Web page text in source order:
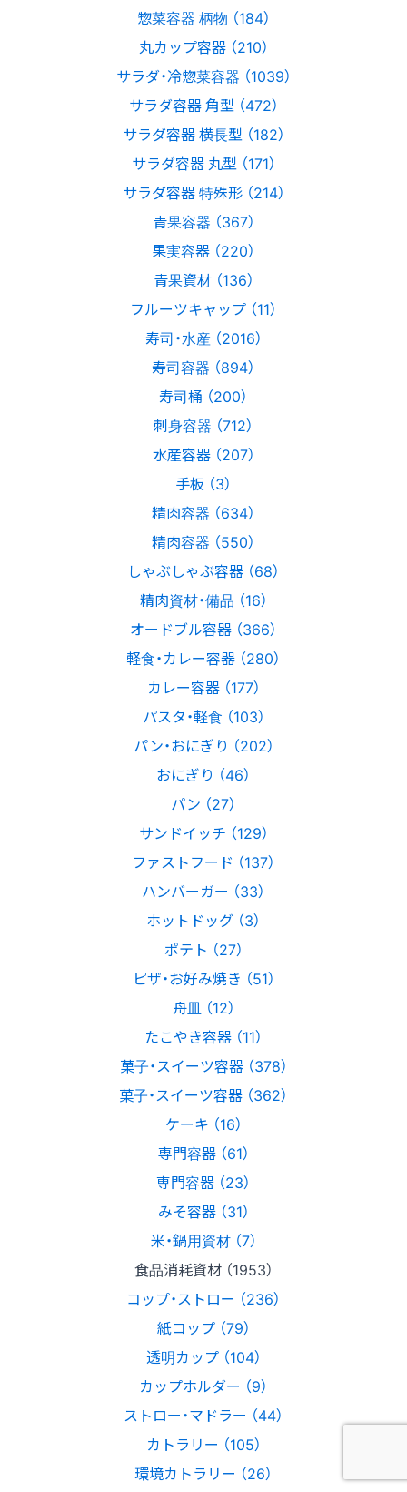
惣菜容器 柄物 （184）
丸カップ容器 （210）
サラダ・冷惣菜容器 （1039）
サラダ容器 角型 （472）
サラダ容器 横長型 （182）
サラダ容器 丸型 （171）
サラダ容器 特殊形 （214）
青果容器 （367）
果実容器 （220）
青果資材 （136）
フルーツキャップ （11）
寿司・水産 （2016）
寿司容器 （894）
寿司桶 （200）
刺身容器 （712）
水産容器 （207）
手板 （3）
精肉容器 （634）
精肉容器 （550）
しゃぶしゃぶ容器 （68）
精肉資材・備品 （16）
オードブル容器 （366）
軽食・カレー容器 （280）
カレー容器 （177）
パスタ・軽食 （103）
パン・おにぎり （202）
おにぎり （46）
パン （27）
サンドイッチ （129）
ファストフード （137）
ハンバーガー （33）
ホットドッグ （3）
ポテト （27）
ピザ・お好み焼き （51）
舟皿 （12）
たこやき容器 （11）
菓子・スイーツ容器 （378）
菓子・スイーツ容器 （362）
ケーキ （16）
専門容器 （61）
専門容器 （23）
みそ容器 （31）
米・鍋用資材 （7）
食品消耗資材 （1953）
コップ・ストロー （236）
紙コップ （79）
透明カップ （104）
カップホルダー （9）
ストロー・マドラー （44）
カトラリー （105）
環境カトラリー （26）